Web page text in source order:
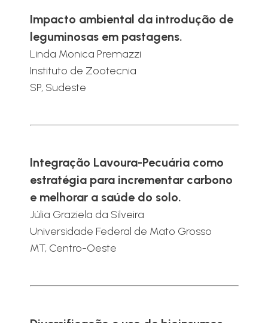
Impacto ambiental da introdução de
leguminosas em pastagens.
Linda Monica Premazzi
Instituto de Zootecnia
SP, Sudeste
Integração Lavoura-Pecuária como
estratégia para incrementar carbono
e melhorar a saúde do solo.
Júlia Graziela da Silveira
Universidade Federal de Mato Grosso
MT, Centro-Oeste